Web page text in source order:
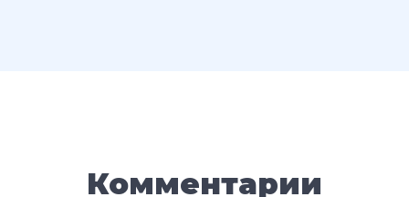
Комментарии